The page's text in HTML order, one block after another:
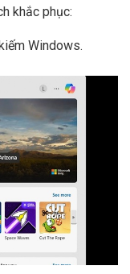
khắc phục:
Windows.